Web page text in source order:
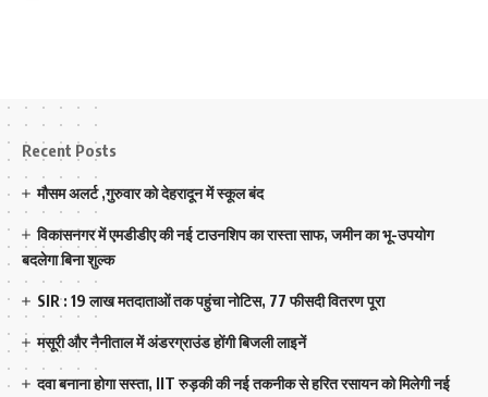
Recent Posts
मौसम अलर्ट ,गुरुवार को देहरादून में स्कूल बंद
विकासनगर में एमडीडीए की नई टाउनशिप का रास्ता साफ, जमीन का भू-उपयोग
बदलेगा बिना शुल्क
SIR : 19 लाख मतदाताओं तक पहुंचा नोटिस, 77 फीसदी वितरण पूरा
मसूरी और नैनीताल में अंडरग्राउंड होंगी बिजली लाइनें
दवा बनाना होगा सस्ता, IIT रुड़की की नई तकनीक से हरित रसायन को मिलेगी नई